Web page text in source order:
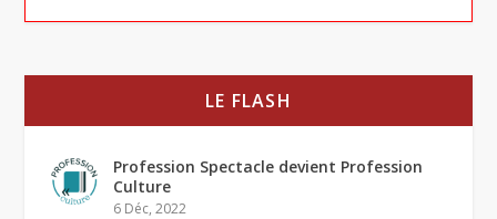
LE FLASH
Profession Spectacle devient Profession
Culture
6 Déc, 2022